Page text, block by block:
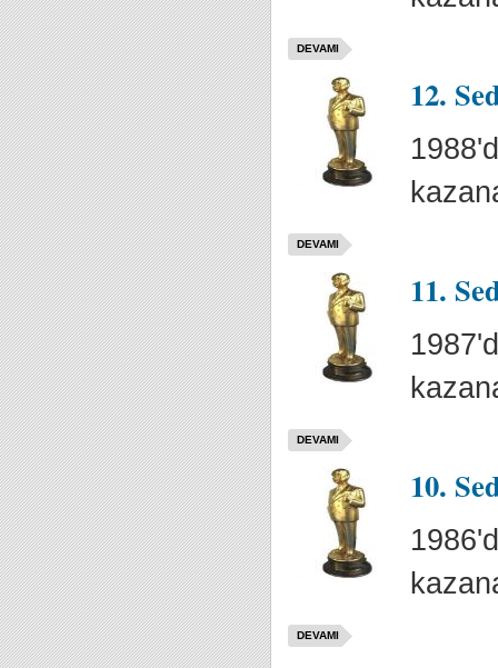
DEVAMI
12.
DEVAMI
11.
DEVAMI
10.
DEVAMI